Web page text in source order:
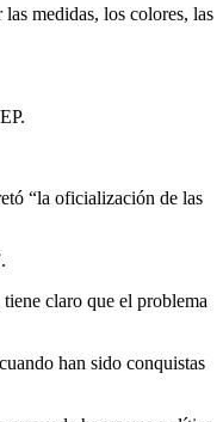
medidas, los colores, las
“la oficialización de las
claro que el problema
han sido conquistas